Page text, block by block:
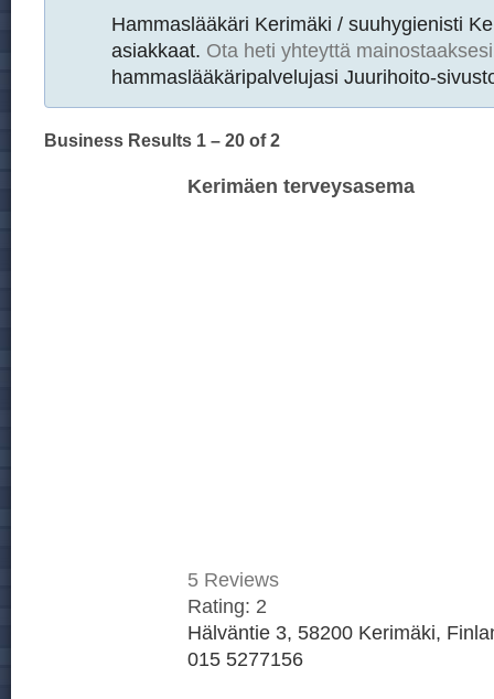
Hammaslääkäri Kerimäki / suuhygienisti
asiakkaat. Ota heti yhteyttä mainostaaksesi
hammaslääkäripalvelujasi Juurihoito-
Business Results 1 – 20 of 2
Kerimäen terveysasema
5 Reviews
Rating: 2
Hälväntie 3, 58200 Kerimäki,
015 5277156